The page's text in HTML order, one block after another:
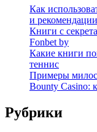
Как
и рекомендации
Книги с
Fonbet by
Какие книги
теннис
Примеры
Bounty Casino:
Рубрики